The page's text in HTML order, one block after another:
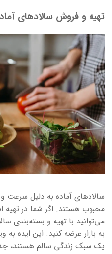
تهیه و فروش سالادهای
سالادهای آماده به دلیل سرعت و
محبوب هستند. اگر شما در تهیه
می‌توانید با تهیه و بسته‌بندی
به بازار عرضه کنید. این ایده به
یک سبک زندگی سالم هستند،